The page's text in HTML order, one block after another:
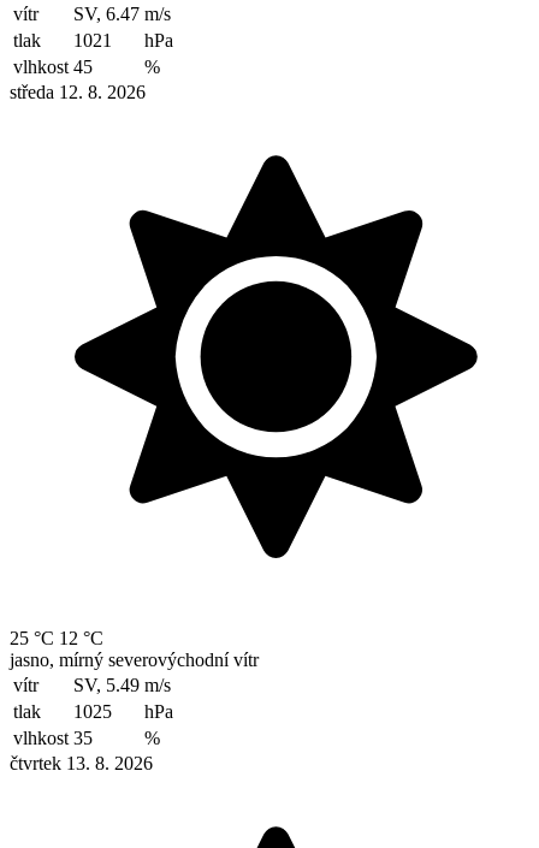
vítr
SV, 6.47 m/s
tlak
1021
hPa
vlhkost 45
%
středa 12. 8. 2026
25 °C 12 °C
jasno, mírný severovýchodní vítr
vítr
SV, 5.49 m/s
tlak
1025
hPa
vlhkost 35
%
čtvrtek 13. 8. 2026